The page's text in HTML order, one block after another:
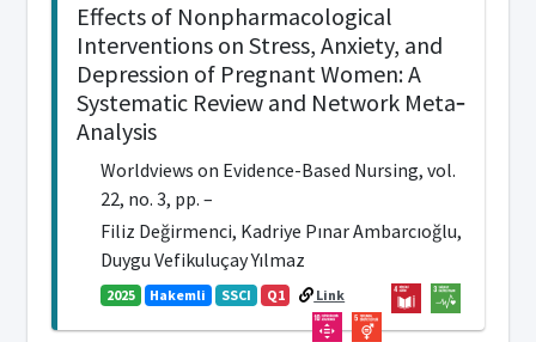
Effects of Nonpharmacological
Interventions on Stress, Anxiety, and
Depression of Pregnant Women: A
Systematic Review and Network Meta‐
Analysis
Worldviews on Evidence-Based Nursing, vol.
22, no. 3, pp. –
Filiz Değirmenci, Kadriye Pınar Ambarcıoğlu,
Duygu Vefikuluçay Yılmaz
2025 Hakemli SSCI Q1 Link